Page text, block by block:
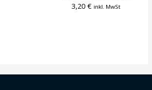
3,20€ inkl. MwSt